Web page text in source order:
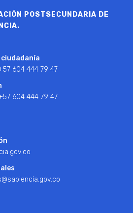
POSTSECUNDARIA DE
ciudadanía
604 444 79 47
604 444 79 47